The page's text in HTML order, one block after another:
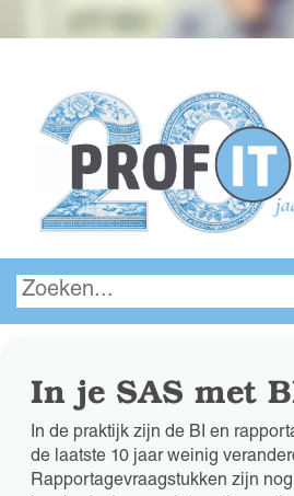
In je SAS met
In de praktijk zijn de BI en
de laatste 10 jaar weinig
Rapportagevraagstukken zijn